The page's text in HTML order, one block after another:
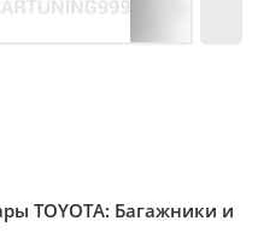
TOYOTA: Багажники и